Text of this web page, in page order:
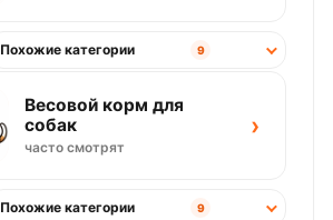
Похожие категории 9
Весовой корм для
собак
часто смотрят
›
Похожие категории 9